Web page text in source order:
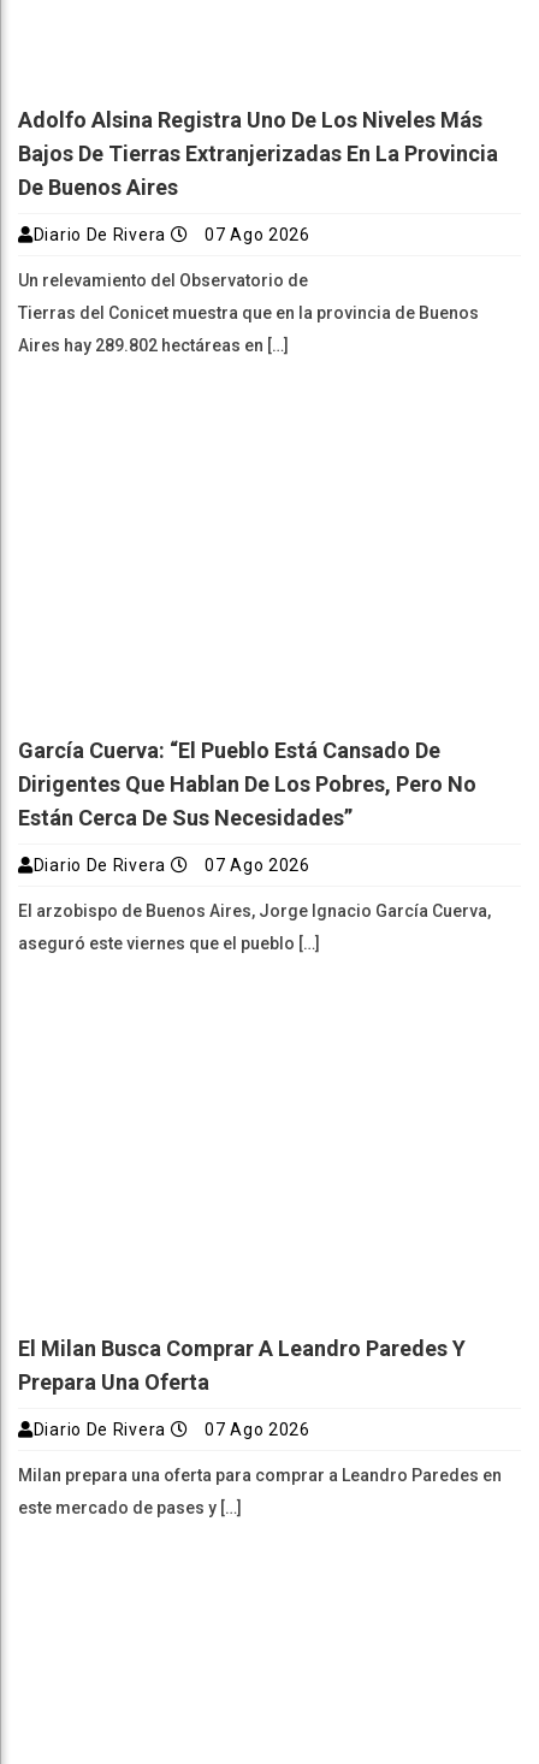
Adolfo Alsina Registra Uno De Los Niveles Más
Bajos De Tierras Extranjerizadas En La Provincia
De Buenos Aires
Diario De Rivera 07 Ago 2026
Un relevamiento del Observatorio de
Tierras del Conicet muestra que en la provincia de Buenos
Aires hay 289.802 hectáreas en […]
García Cuerva: “El Pueblo Está Cansado De
Dirigentes Que Hablan De Los Pobres, Pero No
Están Cerca De Sus Necesidades”
Diario De Rivera 07 Ago 2026
El arzobispo de Buenos Aires, Jorge Ignacio García Cuerva,
aseguró este viernes que el pueblo […]
El Milan Busca Comprar A Leandro Paredes Y
Prepara Una Oferta
Diario De Rivera 07 Ago 2026
Milan prepara una oferta para comprar a Leandro Paredes en
este mercado de pases y […]